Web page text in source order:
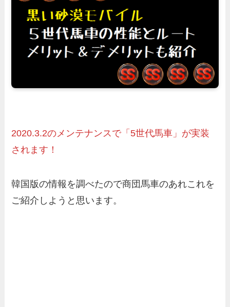
2020.3.2のメンテナンスで「5世代馬車」が実装
されます！
韓国版の情報を調べたので商団馬車のあれこれを
ご紹介しようと思います。